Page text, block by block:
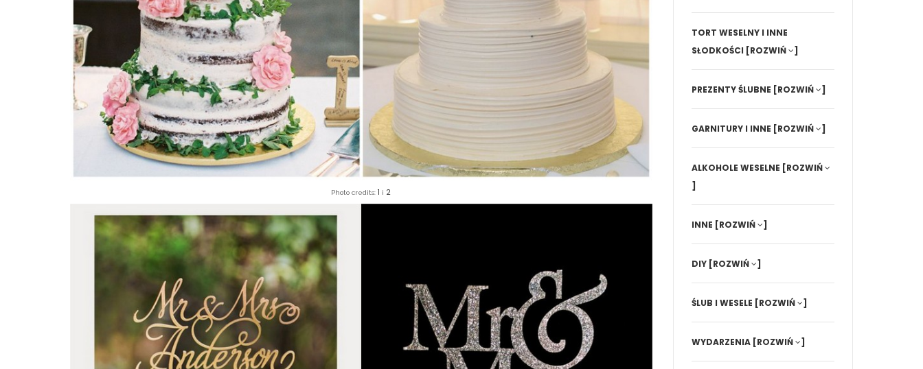
Photo credits:1 i 2
TORT WESELNY I INNE
SŁODKOŚCI [ROZWIŃ ]
PREZENTY ŚLUBNE [ROZWIŃ ]
GARNITURY I INNE [ROZWIŃ ]
ALKOHOLE WESELNE [ROZWIŃ
]
INNE [ROZWIŃ ]
DIY [ROZWIŃ ]
ŚLUB I WESELE [ROZWIŃ ]
WYDARZENIA [ROZWIŃ ]